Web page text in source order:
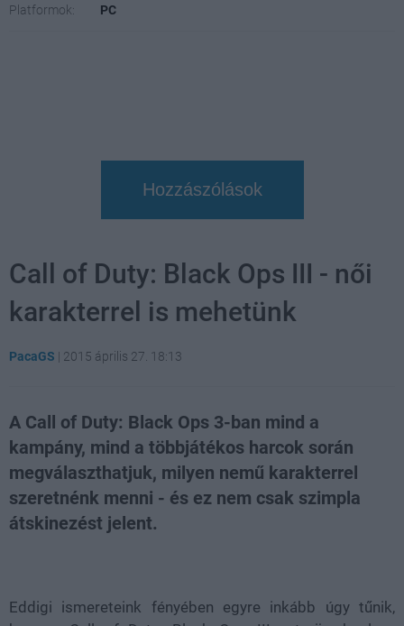
Platformok: PC
Hozzászólások
Call of Duty: Black Ops III - női
karakterrel is mehetünk
PacaGS | 2015 április 27. 18:13
A Call of Duty: Black Ops 3-ban mind a
kampány, mind a többjátékos harcok során
megválaszthatjuk, milyen nemű karakterrel
szeretnénk menni - és ez nem csak szimpla
átskinezést jelent.
Eddigi ismereteink fényében egyre inkább úgy tűnik,